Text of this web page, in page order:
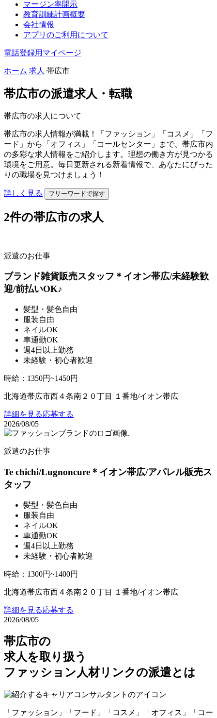
マージン率開示
教育訓練計画概要
会社情報
アプリのご利用について
電話登録用マイページ
ホーム 求人 帯広市
帯広市の派遣求人・転職
帯広市の求人について
帯広市の求人情報が満載！「ファッション」「コスメ」「フ
ード」から「オフィス」「コールセンター」まで、帯広市内
の多彩な求人情報をご紹介します。理想の働き方が見つかる
環境をご用意。毎日更新される新着情報で、あなたにぴった
りの職場を見つけましょう！
詳しく見る フリーワードで探す
2件の帯広市の求人
派遣のお仕事
ブランド雑貨販売スタッフ＊イオン帯広/未経験歓
迎/前払いOK♪
髪型・髪色自由
服装自由
ネイルOK
車通勤OK
週4日以上勤務
未経験・初心者歓迎
時給 ： 1350円~1450円
北海道帯広市西４条南２０丁目 １番地/イオン帯広
詳細を見る応募する
2026/08/05
派遣のお仕事
Te chichi/Lugnoncure＊イオン帯広/アパレル販売ス
タッフ
髪型・髪色自由
服装自由
ネイルOK
車通勤OK
週4日以上勤務
未経験・初心者歓迎
時給 ： 1300円~1400円
北海道帯広市西４条南２０丁目 １番地/イオン帯広
詳細を見る応募する
2026/08/05
帯広市の
求人を取り扱う
ファッション人材リンクの派遣とは
「ファッション」「フード」「コスメ」「オフィス」「コー